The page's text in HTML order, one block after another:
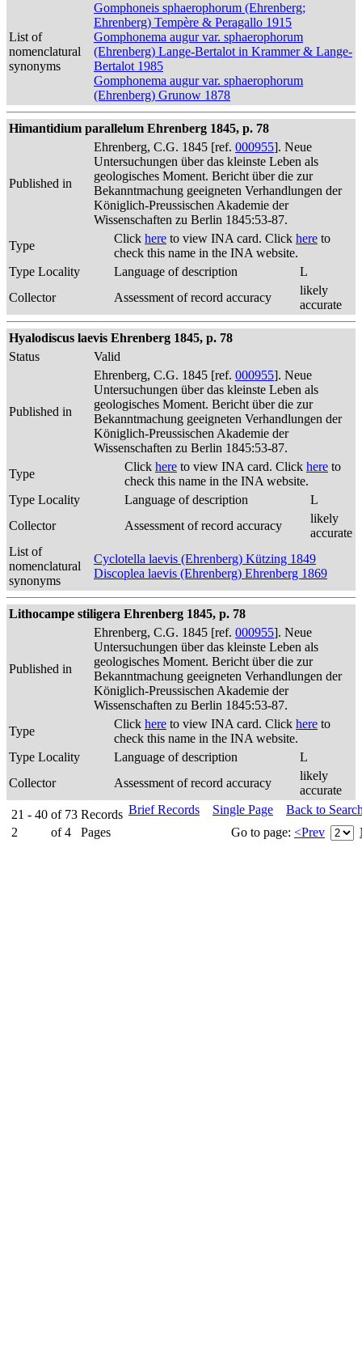
List of
nomenclatural
synonyms
Gomphoneis sphaerophorum (Ehrenberg;
Ehrenberg) Tempère & Peragallo 1915
Gomphonema augur var. sphaerophorum
(Ehrenberg) Lange-Bertalot in Krammer & Lange-
Bertalot 1985
Gomphonema augur var. sphaerophorum
(Ehrenberg) Grunow 1878
Himantidium parallelum Ehrenberg 1845, p. 78
Published in
Ehrenberg, C.G. 1845 [ref. 000955]. Neue
Untersuchungen über das kleinste Leben als
geologisches Moment. Bericht über die zur
Bekanntmachung geeigneten Verhandlungen der
Königlich-Preussischen Akademie der
Wissenschaften zu Berlin 1845:53-87.
Type
Click here to view INA card. Click here to
check this name in the INA website.
Type Locality
Language of description
L
Collector
Assessment of record accuracy
likely
accurate
Hyalodiscus laevis Ehrenberg 1845, p. 78
Status
Valid
Published in
Ehrenberg, C.G. 1845 [ref. 000955]. Neue
Untersuchungen über das kleinste Leben als
geologisches Moment. Bericht über die zur
Bekanntmachung geeigneten Verhandlungen der
Königlich-Preussischen Akademie der
Wissenschaften zu Berlin 1845:53-87.
Type
Click here to view INA card. Click here to
check this name in the INA website.
Type Locality
Language of description
L
Collector
Assessment of record accuracy
likely
accurate
List of
nomenclatural
synonyms
Cyclotella laevis (Ehrenberg) Kützing 1849
Discoplea laevis (Ehrenberg) Ehrenberg 1869
Lithocampe stiligera Ehrenberg 1845, p. 78
Published in
Ehrenberg, C.G. 1845 [ref. 000955]. Neue
Untersuchungen über das kleinste Leben als
geologisches Moment. Bericht über die zur
Bekanntmachung geeigneten Verhandlungen der
Königlich-Preussischen Akademie der
Wissenschaften zu Berlin 1845:53-87.
Type
Click here to view INA card. Click here to
check this name in the INA website.
Type Locality
Language of description
L
Collector
Assessment of record accuracy
likely
accurate
21 - 40 of 73 Records
2
of 4 Pages
Brief Records Single Page
Back to
Go to page: <Prev